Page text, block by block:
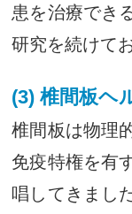
患を治療でき
研究を続けて
(3) 椎間板ヘ
椎間板は物理
免疫特権を有
唱してきまし